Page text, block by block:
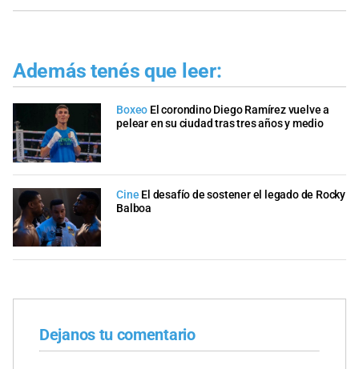
Además tenés que leer:
Boxeo El corondino Diego Ramírez vuelve a
pelear en su ciudad tras tres años y medio
Cine El desafío de sostener el legado de Rocky
Balboa
Dejanos tu comentario